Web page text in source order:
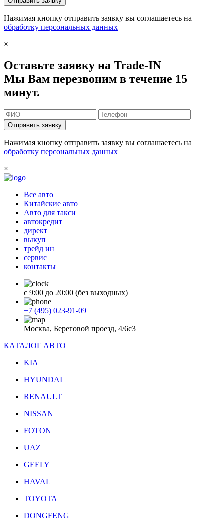
Нажимая кнопку отправить заявку вы соглашаетесь на
обработку персональных данных
×
Оставьте заявку на Trade-IN
Мы Вам перезвоним в течение 15
минут.
Отправить заявку
Нажимая кнопку отправить заявку вы соглашаетесь на
обработку персональных данных
×
Все авто
Китайские авто
Авто для такси
автокредит
директ
выкуп
трейд ин
сервис
контакты
с 9:00 до 20:00 (без выходных)
+7 (495) 023-91-09
Москва, Береговой проезд, 4/6с3
КАТАЛОГ АВТО
KIA
HYUNDAI
RENAULT
NISSAN
FOTON
UAZ
GEELY
HAVAL
TOYOTA
DONGFENG